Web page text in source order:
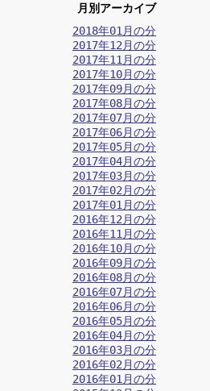
月別アーカイブ
2018年01月の分
2017年12月の分
2017年11月の分
2017年10月の分
2017年09月の分
2017年08月の分
2017年07月の分
2017年06月の分
2017年05月の分
2017年04月の分
2017年03月の分
2017年02月の分
2017年01月の分
2016年12月の分
2016年11月の分
2016年10月の分
2016年09月の分
2016年08月の分
2016年07月の分
2016年06月の分
2016年05月の分
2016年04月の分
2016年03月の分
2016年02月の分
2016年01月の分